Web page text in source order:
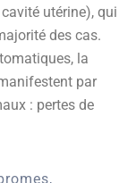
utérine), qui
des cas.
la
par
: pertes de